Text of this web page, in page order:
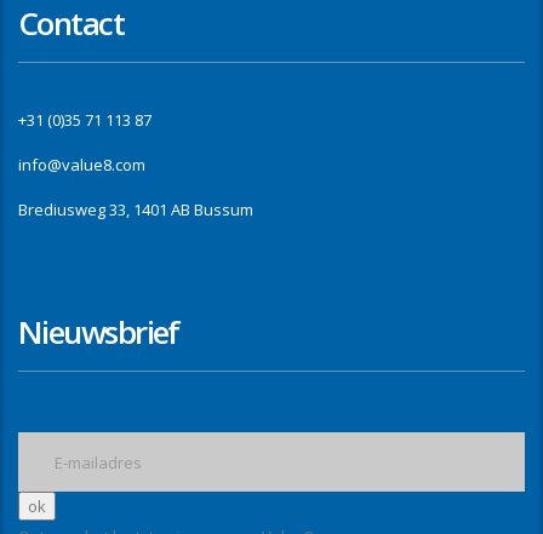
Contact
+31 (0)35 71 113 87
info@value8.com
Brediusweg 33, 1401 AB Bussum
Nieuwsbrief